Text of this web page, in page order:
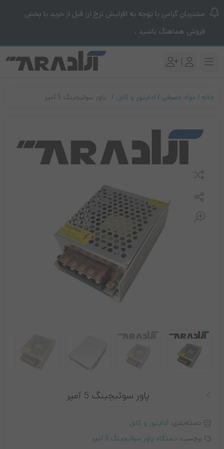
مشتریان گرامی با توجه به افزایش نرخ ارز قبل از خرید با بخش
فروش هماهنگ باشید .
|
خانه مواد مصرفی آداپتور و کابل پاور سوئیچینگ 5 آمپر
پاور سوئیچینگ 5 آمپر
دسته‌بندی: آداپتور و کابل
برچسب: دستگاه پاور سوئیچینگ 5 آمپر